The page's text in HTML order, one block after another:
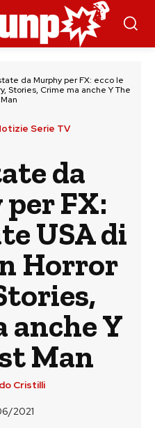
da Murphy per FX: ecco le
Stories, Crime ma anche Y The
Serie TV
da
FX:
USA di
Horror
anche Y
Man
Cristilli
2021